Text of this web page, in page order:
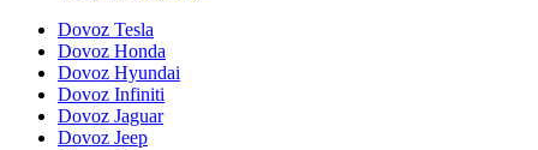
Dovoz Tesla
Dovoz Honda
Dovoz Hyundai
Dovoz Infiniti
Dovoz Jaguar
Dovoz Jeep